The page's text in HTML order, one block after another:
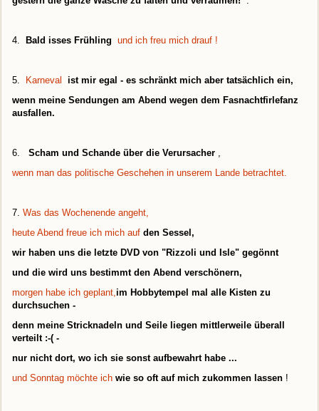
4. Bald isses Frühling und ich freu mich drauf !
5. Karneval
ist mir egal - es schränkt mich aber tatsächlich ein,
wenn meine Sendungen am Abend wegen dem Fasnachtfirlefanz
ausfallen.
6. Scham und Schande über die Verursacher
wenn man das politische Geschehen in unserem Lande betrachtet.
7. Was das Wochenende angeht,
heute Abend freue ich mich auf den Sessel,
wir haben uns die letzte DVD von "Rizzoli und Isle" gegönnt
und die wird uns bestimmt den Abend verschönern,
morgen habe ich geplant, im Hobbytempel mal alle Kisten zu
durchsuchen -
denn meine Stricknadeln und Seile liegen mittlerweile überall
verteilt :-( -
nur nicht dort, wo ich sie sonst aufbewahrt habe ...
und Sonntag möchte ich wie so oft auf mich zukommen lassen !